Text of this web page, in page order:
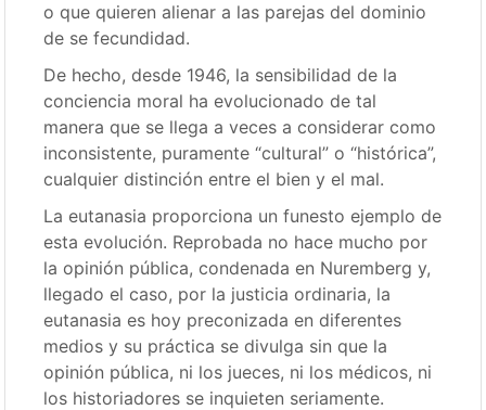
o que quieren alienar a las parejas del dominio
de se fecundidad.
De hecho, desde 1946, la sensibilidad de la
conciencia moral ha evolucionado de tal
manera que se llega a veces a considerar como
inconsistente, puramente “cultural” o “histórica”,
cualquier distinción entre el bien y el mal.
La eutanasia proporciona un funesto ejemplo de
esta evolución. Reprobada no hace mucho por
la opinión pública, condenada en Nuremberg y,
llegado el caso, por la justicia ordinaria, la
eutanasia es hoy preconizada en diferentes
medios y su práctica se divulga sin que la
opinión pública, ni los jueces, ni los médicos, ni
los historiadores se inquieten seriamente.